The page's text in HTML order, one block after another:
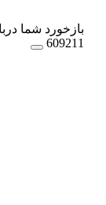
بازخورد شما
609211